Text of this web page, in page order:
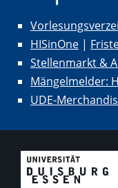
HISinOne |
Stellenmarkt &
Mängelmelder:
UDE-